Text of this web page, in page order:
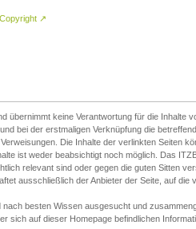
↗
übernimmt keine Verantwortung für die Inhalte
bei der erstmaligen Verknüpfung die
Die Inhalte der verlinkten Seiten
ist weder beabsichtigt noch möglich. Das
relevant sind oder gegen die guten Sitten
ausschließlich der Anbieter der Seite, auf die
besten Wissen ausgesucht und
sich auf dieser Homepage befindlichen